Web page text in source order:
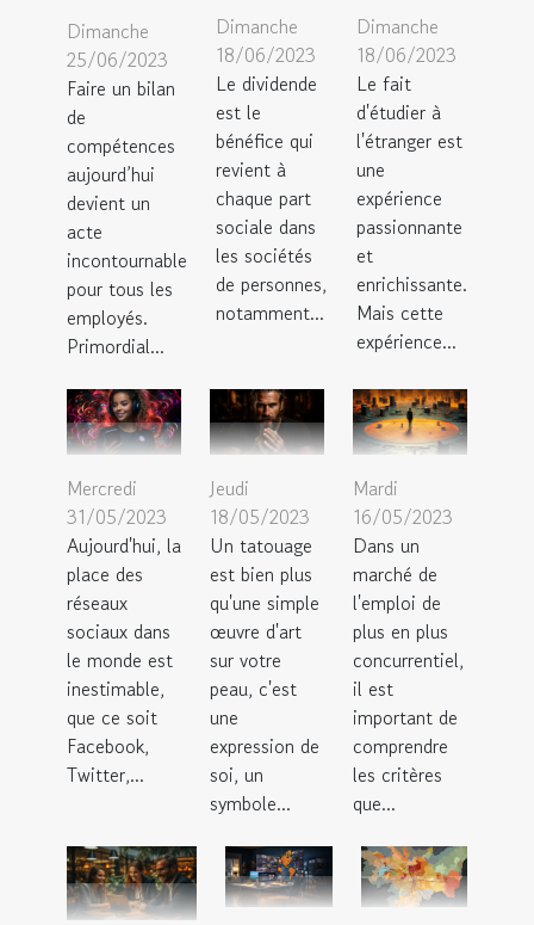
Dimanche
25/06/2023
Faire un bilan
de
compétences
aujourd’hui
devient un
acte
incontournable
pour tous les
employés.
Primordial...
Dimanche
18/06/2023
Le dividende
est le
bénéfice qui
revient à
chaque part
sociale dans
les sociétés
de personnes,
notamment...
Dimanche
18/06/2023
Le fait
d'étudier à
l'étranger est
une
expérience
passionnante
et
enrichissante.
Mais cette
expérience...
Mercredi
31/05/2023
Aujourd'hui, la
place des
réseaux
sociaux dans
le monde est
inestimable,
que ce soit
Facebook,
Twitter,...
Jeudi
18/05/2023
Un tatouage
est bien plus
qu'une simple
œuvre d'art
sur votre
peau, c'est
une
expression de
soi, un
symbole...
Mardi
16/05/2023
Dans un
marché de
l'emploi de
plus en plus
concurrentiel,
il est
important de
comprendre
les critères
que...